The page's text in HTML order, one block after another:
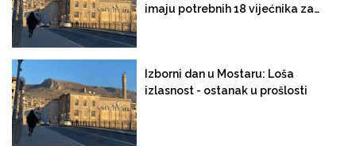
imaju potrebnih 18 vijećnika za
Izborni dan u Mostaru: Loša
izlasnost - ostanak u prošlosti